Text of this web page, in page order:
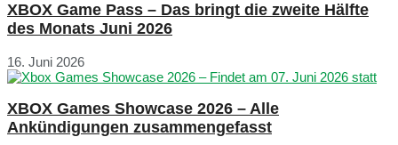
XBOX Game Pass – Das bringt die zweite Hälfte
des Monats Juni 2026
16. Juni 2026
XBOX Games Showcase 2026 – Alle
Ankündigungen zusammengefasst